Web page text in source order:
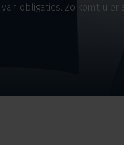
obligaties. Zo komt u